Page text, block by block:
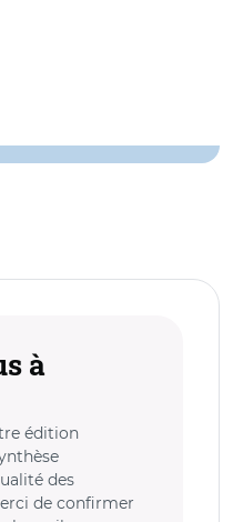
à
édition
des
de confirmer